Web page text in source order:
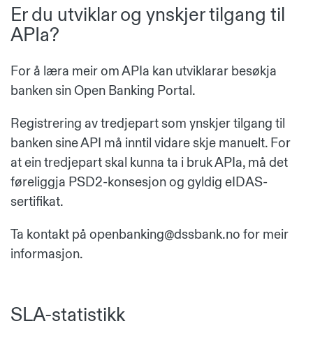
Er du utviklar og ynskjer tilgang til
APIa?
For å læra meir om APIa kan utviklarar besøkja
banken sin Open Banking Portal.
Registrering av tredjepart som ynskjer tilgang til
banken sine API må inntil vidare skje manuelt. For
at ein tredjepart skal kunna ta i bruk APIa, må det
føreliggja PSD2-konsesjon og gyldig eIDAS-
sertifikat.
Ta kontakt på openbanking@dssbank.no for meir
informasjon.
SLA-statistikk